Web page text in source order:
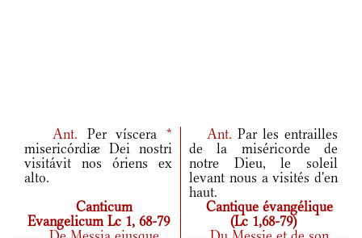
Ant. Per víscera*
misericórdiæ Dei nostri
visitávit nos óriens ex
alto.
Ant. Par les entrailles
de la miséricorde de
notre Dieu, le soleil
levant nous a visités d'en
haut.
Canticum
Evangelicum Lc 1, 68-79
Cantique évangélique
(Lc 1,68-79)